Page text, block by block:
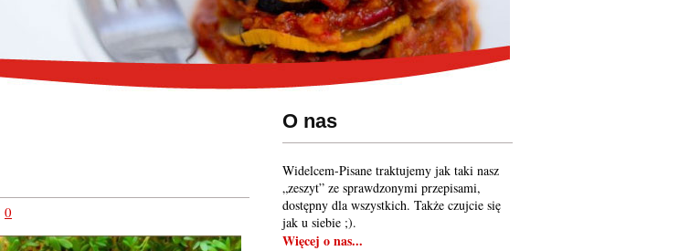
O nas
Widelcem-Pisane traktujemy jak taki nasz
„zeszyt” ze sprawdzonymi przepisami,
dostępny dla wszystkich. Także czujcie się
jak u siebie ;).
Więcej o nas...
0